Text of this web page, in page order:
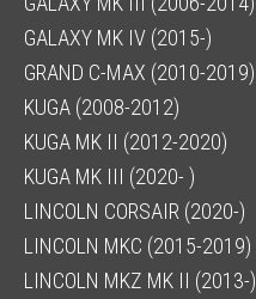
GALAXY MK IV (2015-)
GRAND C-MAX (2010-2019)
KUGA (2008-2012)
KUGA MK II (2012-2020)
KUGA MK III (2020- )
LINCOLN CORSAIR (2020-)
LINCOLN MKC (2015-2019)
LINCOLN MKZ MK II (2013-)